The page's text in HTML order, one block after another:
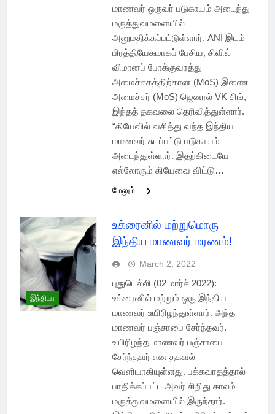
மாணவர் ஒருவர் படுகாயம் அடைந்து
மருத்துவமனையில்
அனுமதிக்கப்பட்டுள்ளார். ANI இடம்
பிரத்தியேகமாகப் பேசிய, சிவில்
விமானப் போக்குவரத்து
அமைச்சகத்திற்கான (MoS) இணை
அமைச்சர் (MoS) ஜெனரல் VK சிங்,
இந்தத் தகவலை தெரிவித்துள்ளார்.
“கியேவில் வசித்து வந்த இந்திய
மாணவர் சுடப்பட்டு படுகாயம்
அடைந்துள்ளார். இதற்கிடையே
எல்லோரும் கியேவை விட்டு…
மேலும்...
இந்தியா
உக்ரைனில் மற்றுமொரு
இந்திய மாணவர் மரணம்!
March 2, 2022
புதுடெல்லி (02 மார்ச் 2022):
உக்ரைனில் மற்றும் ஒரு இந்திய
மாணவர் உயிரிழந்துள்ளார். அந்த
மாணவர் பஞ்சாபை சேர்ந்தவர்.
உயிரிழந்த மாணவர் பஞ்சாபை
சேர்ந்தவர் என தகவல்
வெளியாகியுள்ளது. பக்கவாதத்தால்
பாதிக்கப்பட்ட அவர் சிறிது காலம்
மருத்துவமனையில் இருந்தார்.